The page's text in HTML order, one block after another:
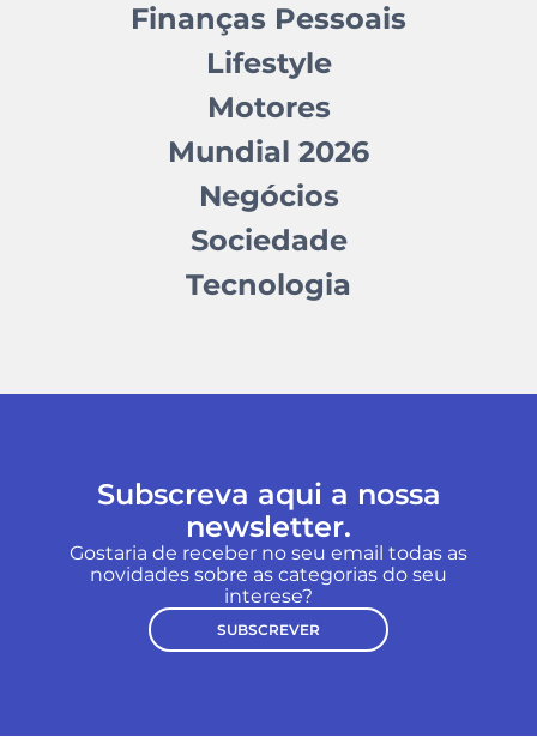
Finanças Pessoais
Lifestyle
Motores
Mundial 2026
Negócios
Sociedade
Tecnologia
Subscreva aqui a nossa
newsletter.
Gostaria de receber no seu email todas as
novidades sobre as categorias do seu
interese?
SUBSCREVER